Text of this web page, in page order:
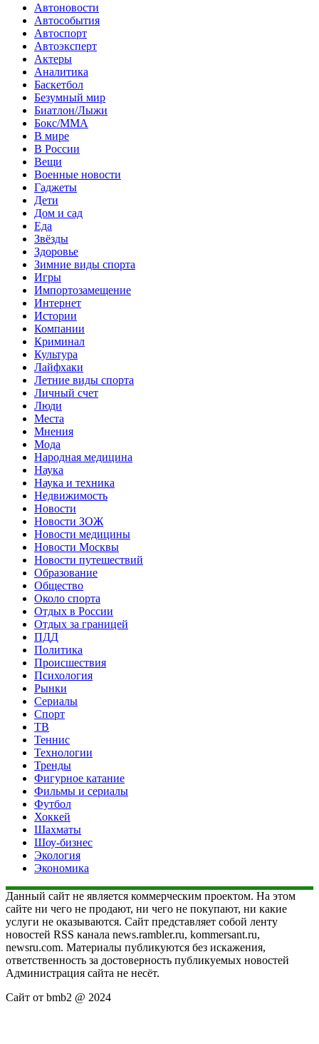
Автоновости
Автособытия
Автоспорт
Автоэксперт
Актеры
Аналитика
Баскетбол
Безумный мир
Биатлон/Лыжи
Бокс/MMA
В мире
В России
Вещи
Военные новости
Гаджеты
Дети
Дом и сад
Еда
Звёзды
Здоровье
Зимние виды спорта
Игры
Импортозамещение
Интернет
Истории
Компании
Криминал
Культура
Лайфхаки
Летние виды спорта
Личный счет
Люди
Места
Мнения
Мода
Народная медицина
Наука
Наука и техника
Недвижимость
Новости
Новости ЗОЖ
Новости медицины
Новости Москвы
Новости путешествий
Образование
Общество
Около спорта
Отдых в России
Отдых за границей
ПДД
Политика
Происшествия
Психология
Рынки
Сериалы
Спорт
ТВ
Теннис
Технологии
Тренды
Фигурное катание
Фильмы и сериалы
Футбол
Хоккей
Шахматы
Шоу-бизнес
Экология
Экономика
Данный сайт не является коммерческим проектом. На этом
сайте ни чего не продают, ни чего не покупают, ни какие
услуги не оказываются. Сайт представляет собой ленту
новостей RSS канала news.rambler.ru, kommersant.ru,
newsru.com. Материалы публикуются без искажения,
ответственность за достоверность публикуемых новостей
Администрация сайта не несёт.
Сайт от bmb2 @ 2024